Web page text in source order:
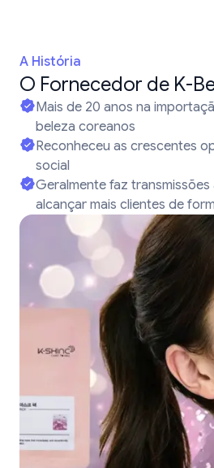
A História
O Fornecedor de K-
Mais de 20 anos na
beleza coreanos
Reconheceu as crescentes
social
Geralmente faz
alcançar mais clientes de